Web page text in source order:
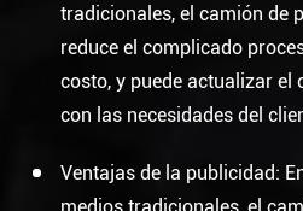
tradicionales, el camión de
reduce el complicado
costo, y puede actualizar el
con las necesidades del
Ventajas de la publicidad:
medios tradicionales, el